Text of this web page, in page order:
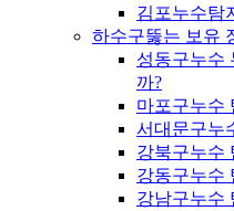
김포누수탐
하수구뚫는 보유
성동구누수
까?
마포구누수
서대문구누
강북구누수
강동구누수
강남구누수